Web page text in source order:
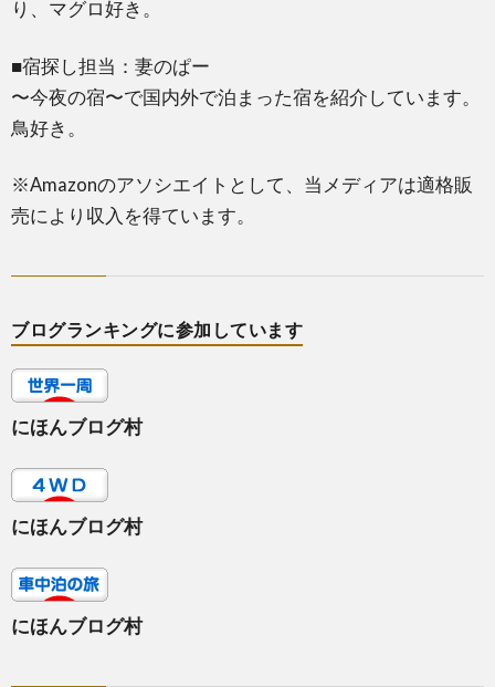
り、マグロ好き。
■宿探し担当：妻のぱー
〜今夜の宿〜で国内外で泊まった宿を紹介しています。
鳥好き。
※Amazonのアソシエイトとして、当メディアは適格販
売により収入を得ています。
ブログランキングに参加しています
にほんブログ村
にほんブログ村
にほんブログ村